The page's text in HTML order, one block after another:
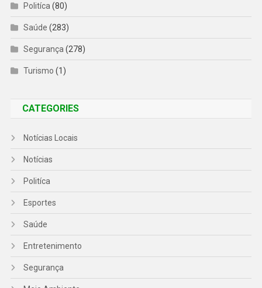
Politíca (80)
Saúde (283)
Segurança (278)
Turismo (1)
CATEGORIES
Notícias Locais
Notícias
Politíca
Esportes
Saúde
Entretenimento
Segurança